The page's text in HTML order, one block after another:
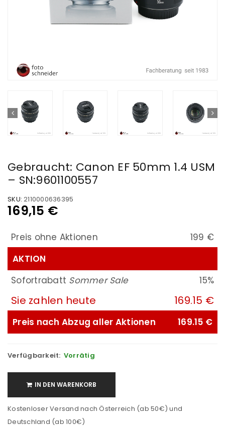
Gebraucht: Canon EF 50mm 1.4 USM
– SN:9601100557
SKU: 2110000636395
169,15 €
Preis ohne Aktionen
199 €
AKTION
Sofortrabatt Sommer Sale 15%
Sie zahlen heute 169.15 €
Preis nach Abzug aller Aktionen 169.15 €
Verfügbarkeit: Vorrätig
IN DEN WARENKORB
Kostenloser Versand nach Österreich (ab 50€) und
Deutschland (ab 100€)